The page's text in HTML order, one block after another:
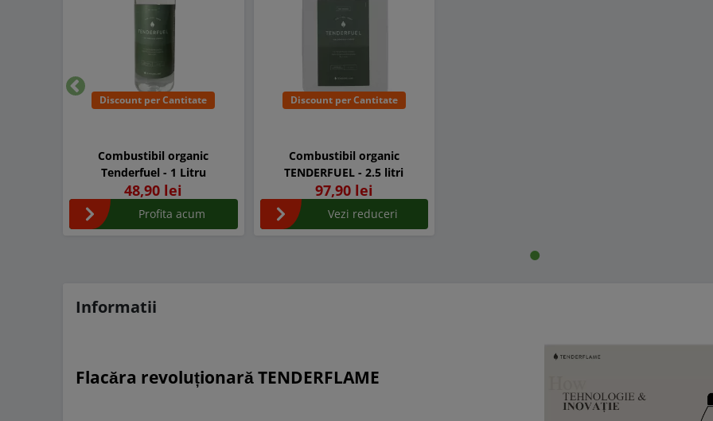
Discount per Cantitate
Combustibil organic
Tenderfuel - 1 Litru
48,90 lei
Profita acum
Discount per Cantitate
Combustibil organic
TENDERFUEL - 2.5 litri
97,90 lei
Vezi reduceri
Inapoi
Informatii
Flacăra revoluționară TENDERFLAME